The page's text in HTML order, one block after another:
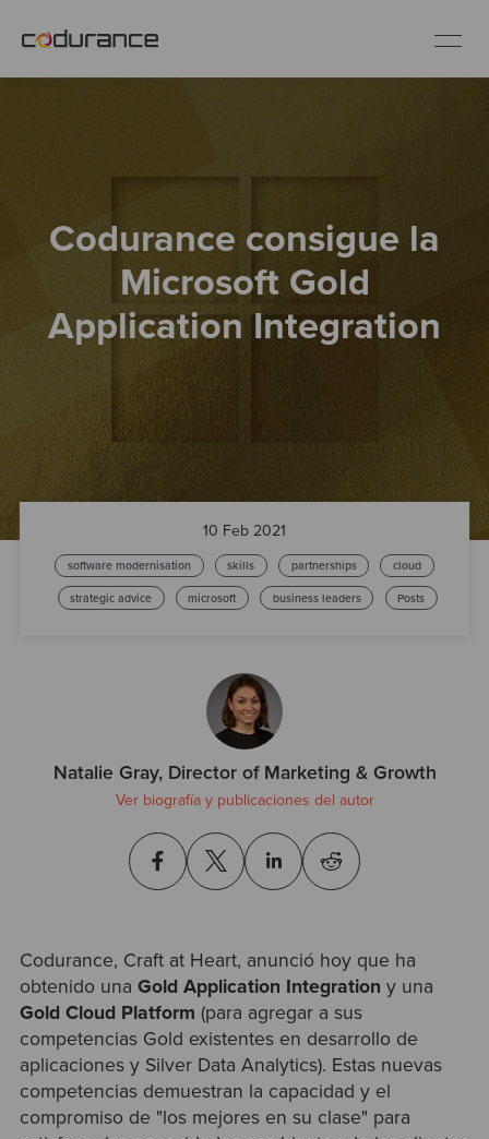
Servicios
Buenas prácticas
Sobre nosotros
Únete al equipo
Test
Codurance consigue la
Microsoft Gold
Application Integration
10 Feb 2021
software modernisation skills partnerships cloud
strategic advice microsoft business leaders Posts
Natalie Gray, Director of Marketing & Growth
Ver biografía y publicaciones del autor
Codurance, Craft at Heart, anunció hoy que ha
obtenido una Gold Application Integration y una
Gold Cloud Platform (para agregar a sus
competencias Gold existentes en desarrollo de
aplicaciones y Silver Data Analytics). Estas nuevas
competencias demuestran la capacidad y el
compromiso de "los mejores en su clase" para